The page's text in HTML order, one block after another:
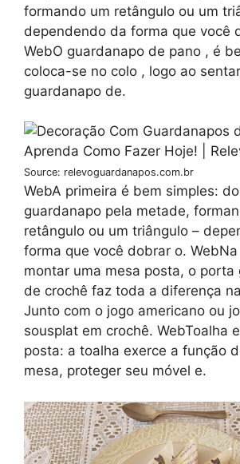
formando um retângulo ou um
dependendo da forma que você
WebO guardanapo de pano , é
coloca-se no colo , logo ao
guardanapo de.
Source: relevoguardanapos.com.br
WebA primeira é bem simples:
guardanapo pela metade,
retângulo ou um triângulo –
forma que você dobrar o.
montar uma mesa posta, o porta
de crochê faz toda a diferença
Junto com o jogo americano ou
sousplat em crochê. WebToalha
posta: a toalha exerce a função
mesa, proteger seu móvel e.